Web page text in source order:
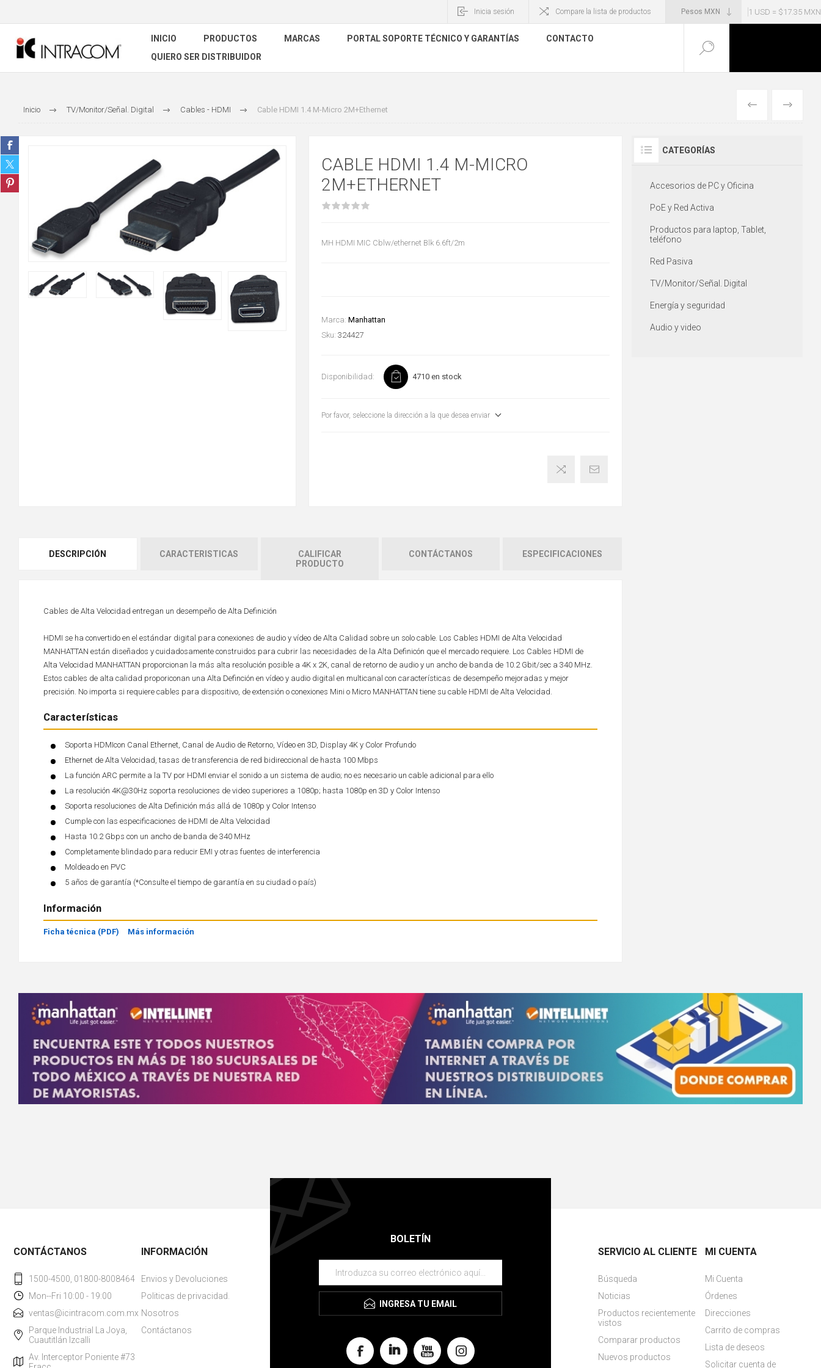
1 USD = $17.35 MXN
Inicia sesión Compare la lista de productos
INICIO PRODUCTOS MARCAS PORTAL SOPORTE TÉCNICO Y GARANTÍAS
CONTACTO
QUIERO SER DISTRIBUIDOR
Inicio TV/Monitor/Señal. Digital Cables - HDMI Cable HDMI 1.4 M-Micro 2M+Ethernet ANTERIOR
CABLE HDMI 1.4 M-MICRO
2M+ETHERNET
MH HDMI MIC Cblw/ethernet Blk 6.6ft/2m
Marca: Manhattan
Sku: 324427
Disponibilidad: 4710 en stock
Por favor, seleccione la dirección a la que desea enviar
DESCRIPCIÓN CARACTERISTICAS
CALIFICAR
PRODUCTO
CONTÁCTANOS ESPECIFICACIONES
Cables de Alta Velocidad entregan un desempeño de Alta Definición
HDMI se ha convertido en el estándar digital para conexiones de audio y vídeo de Alta Calidad sobre un solo cable. Los Cables HDMI de Alta Velocidad
MANHATTAN están diseñados y cuidadosamente construidos para cubrir las necesidades de la Alta Definicón que el mercado requiere. Los Cables HDMI de
Alta Velocidad MANHATTAN proporcionan la más alta resolución posible a 4K x 2K, canal de retorno de audio y un ancho de banda de 10.2 Gbit/sec a 340 MHz.
Estos cables de alta calidad proporiconan una Alta Definción en vídeo y audio digital en multicanal con características de desempeño mejoradas y mejor
precisión. No importa si requiere cables para dispositivo, de extensión o conexiones Mini o Micro MANHATTAN tiene su cable HDMI de Alta Velocidad.
Características
Soporta HDMIcon Canal Ethernet, Canal de Audio de Retorno, Vídeo en 3D, Display 4K y Color Profundo
Ethernet de Alta Velocidad, tasas de transferencia de red bidireccional de hasta 100 Mbps
La función ARC permite a la TV por HDMI enviar el sonido a un sistema de audio; no es necesario un cable adicional para ello
La resolución 4K@30Hz soporta resoluciones de video superiores a 1080p; hasta 1080p en 3D y Color Intenso
Soporta resoluciones de Alta Definición más allá de 1080p y Color Intenso
Cumple con las especificaciones de HDMI de Alta Velocidad
Hasta 10.2 Gbps con un ancho de banda de 340 MHz
Completamente blindado para reducir EMI y otras fuentes de interferencia
Moldeado en PVC
5 años de garantía (*Consulte el tiempo de garantía en su ciudad o país)
Información
Ficha técnica (PDF) Más información
CATEGORÍAS
Accesorios de PC y Oficina
PoE y Red Activa
Productos para laptop, Tablet,
teléfono
Red Pasiva
TV/Monitor/Señal. Digital
Energía y seguridad
Audio y video
BOLETÍN
INGRESA TU EMAIL
CONTÁCTANOS
1500-4500, 01800-8008464
Mon--Fri 10:00 - 19:00
ventas@icintracom.com.mx
Parque Industrial La Joya,
Cuautitlán Izcalli
Av. Interceptor Poniente #73
INFORMACIÓN
Envios y Devoluciones
Politicas de privacidad.
Nosotros
Contáctanos
SERVICIO AL CLIENTE
Búsqueda
Noticias
Productos recientemente
vistos
Comparar productos
Nuevos productos
MI CUENTA
Mi Cuenta
Órdenes
Direcciones
Carrito de compras
Lista de deseos
Solicitar cuenta de